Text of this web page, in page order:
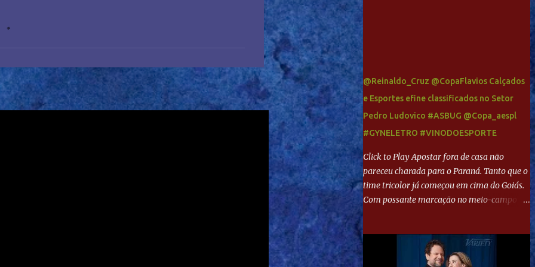
@Reinaldo_Cruz @CopaFlavios Calçados
e Esportes efine classificados no Setor
Pedro Ludovico #ASBUG @Copa_aespl
#GYNELETRO #VINODOESPORTE
Click to Play Apostar fora de casa não
pareceu charada para o Paraná. Tanto que o
time tricolor já começou em cima do Goiás.
Com possante marcação no meio-campo e
direita, invadiu a área e bateu cruzado no
canto, sem chance para Harlei. Tal qual o